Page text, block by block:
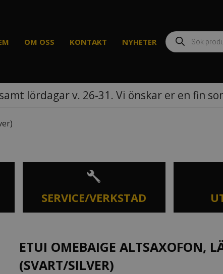
OM OSS KONTAKT NYHETER
lördagar v. 26-31. Vi önskar er en fin
SERVICE/VERKSTAD
ETUI OMEBAIGE ALTSAXOFON,
(SVART/SILVER)